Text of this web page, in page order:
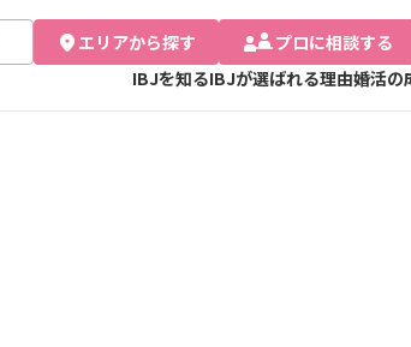
エリアから探す プロに相談する
IBJを知るIBJが選ばれる理由婚活の